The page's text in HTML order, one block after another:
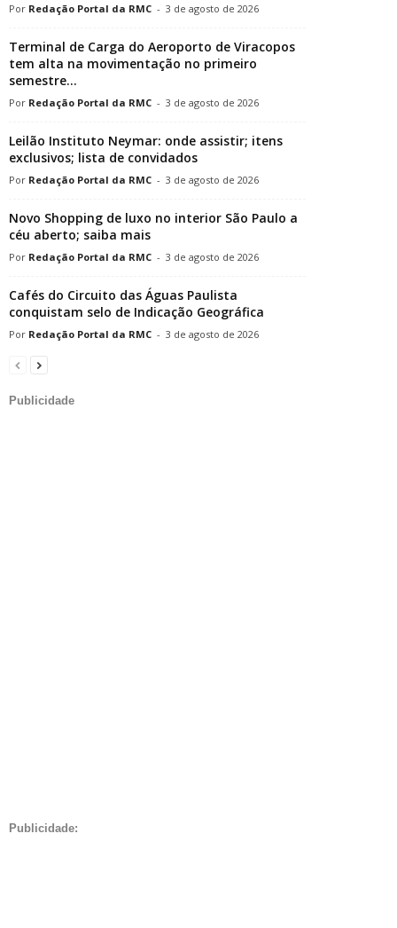
Redação Portal da RMC - 3 de agosto de 2026
Terminal de Carga do Aeroporto de Viracopos
tem alta na movimentação no primeiro
semestre...
Redação Portal da RMC - 3 de agosto de 2026
Leilão Instituto Neymar: onde assistir; itens
exclusivos; lista de convidados
Redação Portal da RMC - 3 de agosto de 2026
Novo Shopping de luxo no interior São Paulo a
céu aberto; saiba mais
Redação Portal da RMC - 3 de agosto de 2026
Cafés do Circuito das Águas Paulista
conquistam selo de Indicação Geográfica
Redação Portal da RMC - 3 de agosto de 2026
Publicidade
Publicidade: